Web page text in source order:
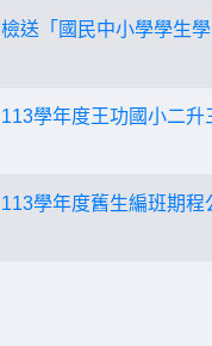
檢送「國民中小學學生
113學年度王功國小二
113學年度舊生編班期程